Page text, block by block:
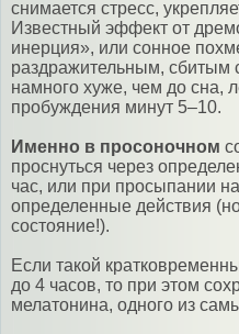
снимается стресс,
Известный эффект от
инерция», или сонное
раздражительным, сбитым
намного хуже, чем до сна,
пробуждения минут 5–10.
Именно в просоночном
проснуться через
час, или при просыпании
определенные действия
состояние!).
Если такой
до 4 часов, то при этом
мелатонина, одного из